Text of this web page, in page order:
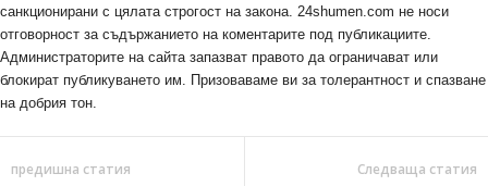
санкционирани с цялата строгост на закона. 24shumen.com не носи
отговорност за съдържанието на коментарите под публикациите.
Администраторите на сайта запазват правото да ограничават или
блокират публикуването им. Призоваваме ви за толерантност и спазване
на добрия тон.
предишна статия Следваща статия